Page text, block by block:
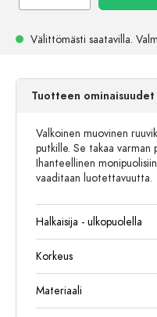
Välittömästi saatavilla.
Tuotteen ominaisuudet
Valkoinen muovinen
putkille. Se takaa varman
Ihanteellinen
vaaditaan luotettavuutta.
Halkaisija - ulkopuolella
Korkeus
Materiaali